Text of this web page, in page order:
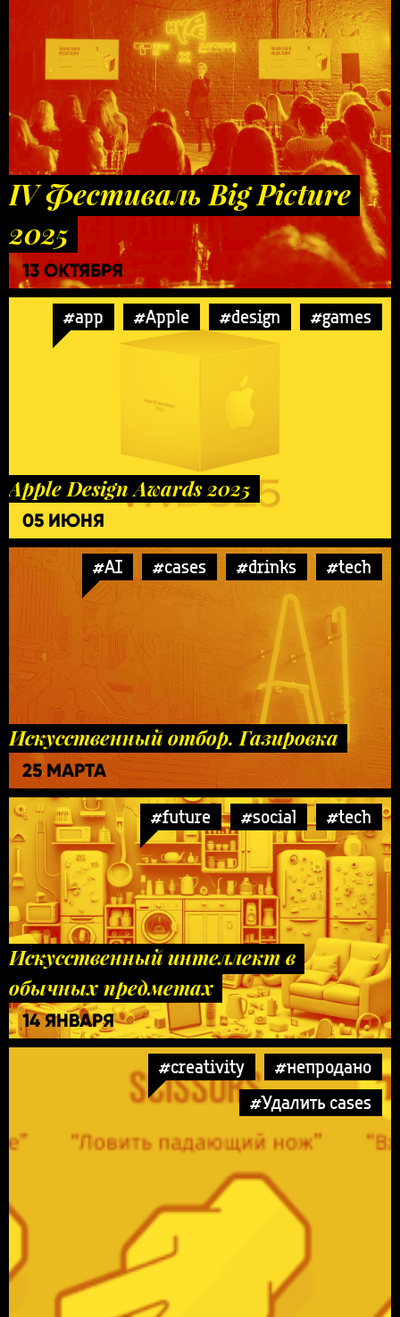
IV Фестиваль Big Picture
2025
13 ОКТЯБРЯ
#app #Apple #design #games
Apple Design Awards 2025
05 ИЮНЯ
#AI #cases #drinks #tech
Искусственный отбор. Газировка
25 МАРТА
#future #social #tech
Искусственный интеллект в
обычных предметах
14 ЯНВАРЯ
#creativity
#непродано
#Удалить cases